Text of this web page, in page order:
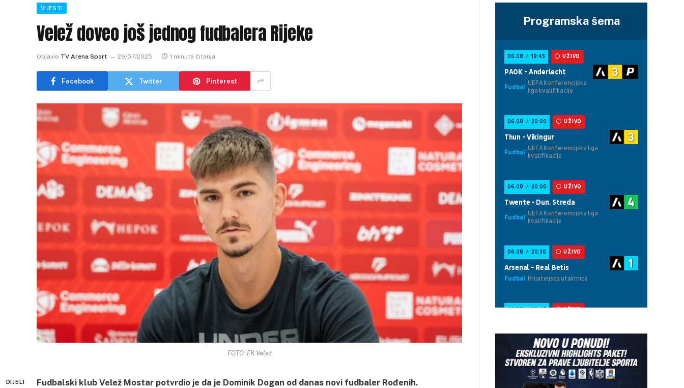
VIJESTI
Velež doveo još jednog fudbalera Rijeke
Objavio TV Arena Sport 29/07/2025 1 minuta čitanja
Facebook Twitter Pinterest
FOTO: FK Velež
DIJELI Fudbalski klub Velež Mostar potvrdio je da je Dominik Dogan od danas novi fudbaler Rođenih.
Programska šema